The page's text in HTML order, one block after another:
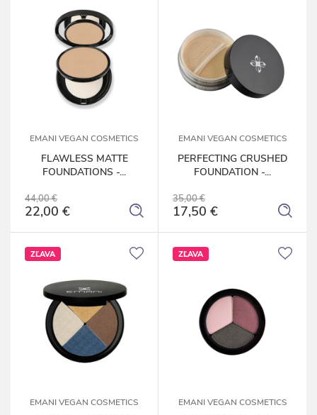
EMANI VEGAN COSMETICS
FLAWLESS MATTE
FOUNDATIONS -...
44,00 €
22,00 €
EMANI VEGAN COSMETICS
PERFECTING CRUSHED
FOUNDATION -...
35,00 €
17,50 €
ZĽAVA
EMANI VEGAN COSMETICS
ZĽAVA
EMANI VEGAN COSMETICS